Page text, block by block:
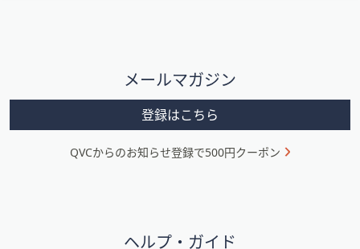
ニ
メールマガジン
登録はこちら
QVCからのお知らせ登録で500円クーポン
ヘルプ・ガイド